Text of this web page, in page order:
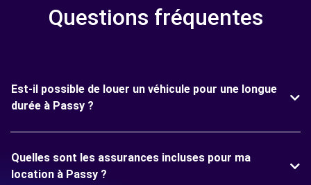
Questions fréquentes
Est-il possible de louer un véhicule pour une longue
durée à Passy ?
Quelles sont les assurances incluses pour ma
location à Passy ?